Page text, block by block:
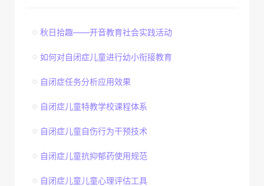
秋日拾趣——开音教育社会实践活动
如何对自闭症儿童进行幼小衔接教育
自闭症任务分析应用效果
自闭症儿童特教学校课程体系
自闭症儿童自伤行为干预技术
自闭症儿童抗抑郁药使用规范
自闭症儿童儿童心理评估工具